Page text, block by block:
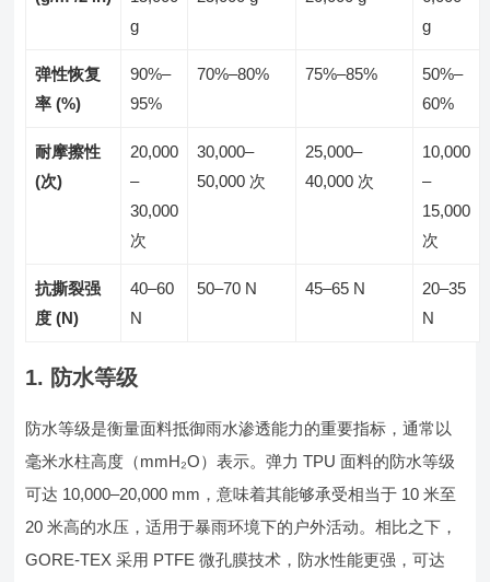
g
g
弹性恢复
率 (%)
90%–
95%
70%–80% 75%–85%
50%–
60%
耐摩擦性
(次)
20,000
–
30,000
次
30,000–
50,000 次
25,000–
40,000 次
10,000
–
15,000
次
抗撕裂强
度 (N)
40–60
N
50–70 N 45–65 N
20–35
N
1. 防水等级
防水等级是衡量面料抵御雨水渗透能力的重要指标，通常以
毫米水柱高度（mmH₂O）表示。弹力 TPU 面料的防水等级
可达 10,000–20,000 mm，意味着其能够承受相当于 10 米至
20 米高的水压，适用于暴雨环境下的户外活动。相比之下，
GORE-TEX 采用 PTFE 微孔膜技术，防水性能更强，可达